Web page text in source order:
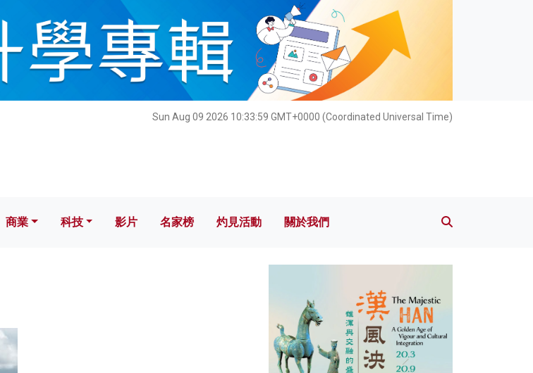
Sun Aug 09 2026 10:34:00 GMT+0000 (Coordinated Universal Time)
科技 影片 名家榜 灼見活動 關於我們
商業 科技 影片 名家榜 灼見活動 關於我們